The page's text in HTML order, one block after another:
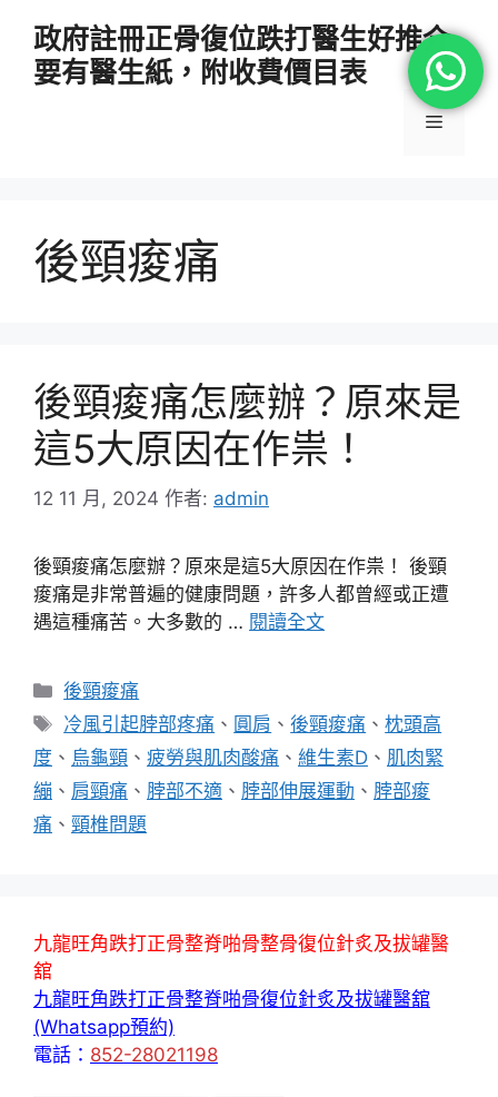
政府註冊正骨復位跌打醫生好推介
要有醫生紙，附收費價目表
選
後頸痠痛
後頸痠痛怎麼辦？原來是
這5大原因在作祟！
12 11 月, 2024 作者: admin
後頸痠痛怎麼辦？原來是這5大原因在作祟！ 後頸
痠痛是非常普遍的健康問題，許多人都曾經或正遭
遇這種痛苦。大多數的 … 閱讀全文
分
類
後頸痠痛
標
籤
冷風引起脖部疼痛 、 圓肩 、後頸痠痛 、枕頭高
度 、 烏龜頸 、 疲勞與肌肉酸痛 、 維生素D 、 肌肉緊
繃 、 肩頸痛 、 脖部不適 、 脖部伸展運動 、 脖部痠
痛 、 頸椎問題
九龍旺角跌打正骨整脊啪骨整骨復位針炙及拔罐醫
舘
九龍旺角跌打正骨整脊啪骨復位針炙及拔罐醫舘
(Whatsapp預約)
電話： 852-28021198